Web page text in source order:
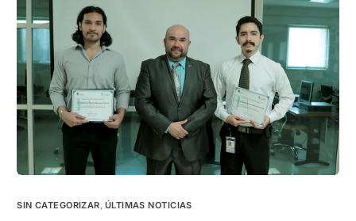
SIN CATEGORIZAR, ÚLTIMAS NOTICIAS